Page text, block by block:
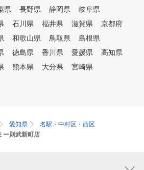
県 長野県 静岡県
岐阜県
石川県 福井県 滋賀県
京都府
和歌山県 鳥取県
島根県
徳島県 香川県 愛媛県
高知県
熊本県 大分県
宮崎県
愛知県
名駅・中村区・西区
ー則武新町店